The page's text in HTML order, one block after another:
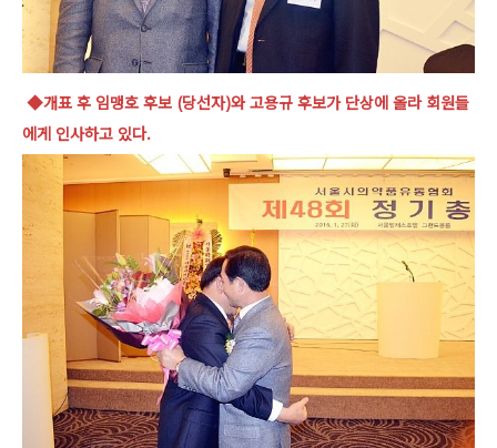
◆개표 후 임맹호 후보 (당선자)와 고용규 후보가 단상에 올라 회원들
에게 인사하고 있다.